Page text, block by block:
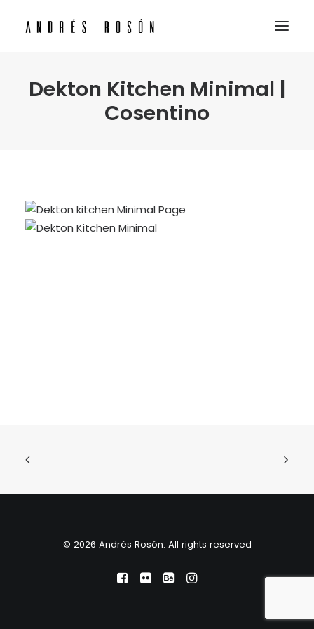
INICIO
SERVICIOS PERSPECTIVAS 3D
Dekton Kitchen Minimal |
Cosentino
© 2026 Andrés Rosón. All rights reserved